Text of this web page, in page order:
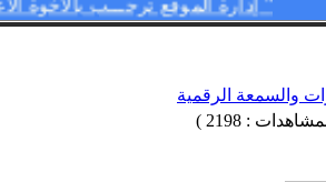
والسمعة الرقمية
: 2198 )